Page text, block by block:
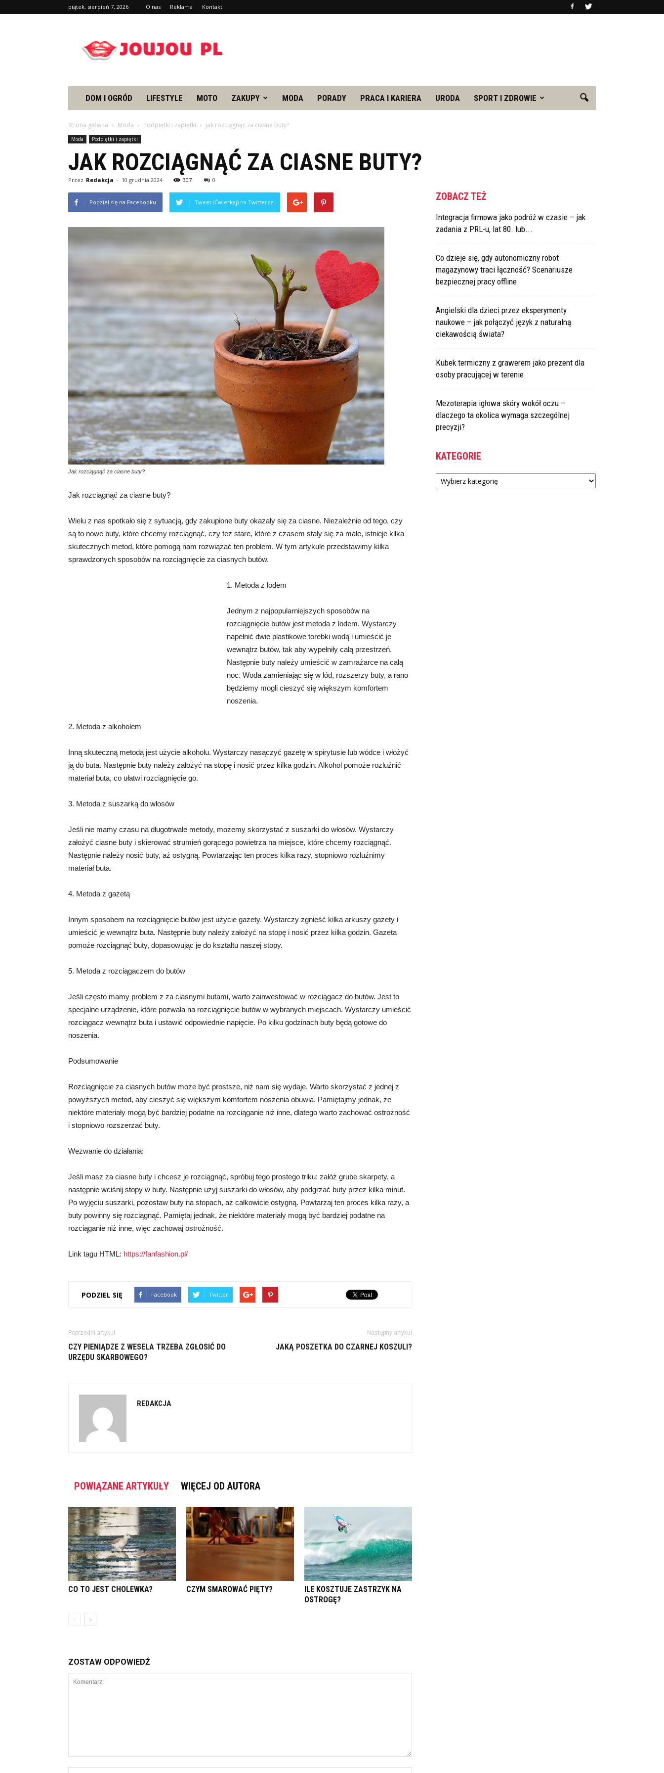
piątek, sierpień 7, 2026 O nas Reklama Kontakt
DOM I OGRÓD LIFESTYLE MOTO ZAKUPY MODA PORADY PRACA I KARIERA URODA SPORT I ZDROWIE
Strona główna Moda Podpiętki i zapiętki Jak rozciągnąć za ciasne buty?
Moda Podpiętki i zapiętki
JAK ROZCIĄGNĄĆ ZA CIASNE BUTY?
Przez Redakcja - 10 grudnia 2024 307 0
Podziel się na Facebooku Tweet (Ćwierkaj) na Twitterze
Jak rozciągnąć za ciasne buty?
Jak rozciągnąć za ciasne buty?
Wielu z nas spotkało się z sytuacją, gdy zakupione buty okazały się za ciasne. Niezależnie od tego, czy
są to nowe buty, które chcemy rozciągnąć, czy też stare, które z czasem stały się za małe, istnieje kilka
skutecznych metod, które pomogą nam rozwiązać ten problem. W tym artykule przedstawimy kilka
sprawdzonych sposobów na rozciągnięcie za ciasnych butów.
1. Metoda z lodem
Jednym z najpopularniejszych sposobów na
rozciągnięcie butów jest metoda z lodem. Wystarczy
napełnić dwie plastikowe torebki wodą i umieścić je
wewnątrz butów, tak aby wypełniły całą przestrzeń.
Następnie buty należy umieścić w zamrażarce na całą
noc. Woda zamieniając się w lód, rozszerzy buty, a rano
będziemy mogli cieszyć się większym komfortem
noszenia.
2. Metoda z alkoholem
Inną skuteczną metodą jest użycie alkoholu. Wystarczy nasączyć gazetę w spirytusie lub wódce i włożyć
ją do buta. Następnie buty należy założyć na stopę i nosić przez kilka godzin. Alkohol pomoże rozluźnić
materiał buta, co ułatwi rozciągnięcie go.
3. Metoda z suszarką do włosów
Jeśli nie mamy czasu na długotrwałe metody, możemy skorzystać z suszarki do włosów. Wystarczy
założyć ciasne buty i skierować strumień gorącego powietrza na miejsce, które chcemy rozciągnąć.
Następnie należy nosić buty, aż ostygną. Powtarzając ten proces kilka razy, stopniowo rozluźnimy
materiał buta.
4. Metoda z gazetą
Innym sposobem na rozciągnięcie butów jest użycie gazety. Wystarczy zgnieść kilka arkuszy gazety i
umieścić je wewnątrz buta. Następnie buty należy założyć na stopę i nosić przez kilka godzin. Gazeta
pomoże rozciągnąć buty, dopasowując je do kształtu naszej stopy.
5. Metoda z rozciągaczem do butów
Jeśli często mamy problem z za ciasnymi butami, warto zainwestować w rozciągacz do butów. Jest to
specjalne urządzenie, które pozwala na rozciągnięcie butów w wybranych miejscach. Wystarczy umieścić
rozciągacz wewnątrz buta i ustawić odpowiednie napięcie. Po kilku godzinach buty będą gotowe do
noszenia.
Podsumowanie
Rozciągnięcie za ciasnych butów może być prostsze, niż nam się wydaje. Warto skorzystać z jednej z
powyższych metod, aby cieszyć się większym komfortem noszenia obuwia. Pamiętajmy jednak, że
niektóre materiały mogą być bardziej podatne na rozciąganie niż inne, dlatego warto zachować ostrożność
i stopniowo rozszerzać buty.
Wezwanie do działania:
Jeśli masz za ciasne buty i chcesz je rozciągnąć, spróbuj tego prostego triku: załóż grube skarpety, a
następnie wciśnij stopy w buty. Następnie użyj suszarki do włosów, aby podgrzać buty przez kilka minut.
Po wyjęciu suszarki, pozostaw buty na stopach, aż całkowicie ostygną. Powtarzaj ten proces kilka razy, a
buty powinny się rozciągnąć. Pamiętaj jednak, że niektóre materiały mogą być bardziej podatne na
rozciąganie niż inne, więc zachowaj ostrożność.
Link tagu HTML: https://fanfashion.pl/
PODZIEL SIĘ Facebook Twitter
Poprzedni artykuł
CZY PIENIĄDZE Z WESELA TRZEBA ZGŁOSIĆ DO
URZĘDU SKARBOWEGO?
Następny artykuł
JAKĄ POSZETKA DO CZARNEJ KOSZULI?
REDAKCJA
POWIĄZANE ARTYKUŁY WIĘCEJ OD AUTORA
CO TO JEST CHOLEWKA? CZYM SMAROWAĆ PIĘTY?
ILE KOSZTUJE ZASTRZYK NA
OSTROGĘ?
ZOSTAW ODPOWIEDŹ
ZOBACZ TEŻ
Integracja firmowa jako podróż w czasie – jak
zadania z PRL-u, lat 80. lub...
Co dzieje się, gdy autonomiczny robot
magazynowy traci łączność? Scenariusze
bezpiecznej pracy offline
Angielski dla dzieci przez eksperymenty
naukowe – jak połączyć język z naturalną
ciekawością świata?
Kubek termiczny z grawerem jako prezent dla
osoby pracującej w terenie
Mezoterapia igłowa skóry wokół oczu –
dlaczego ta okolica wymaga szczególnej
precyzji?
KATEGORIE
Kategorie